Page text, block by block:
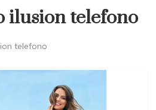
ilusion telefono
telefono